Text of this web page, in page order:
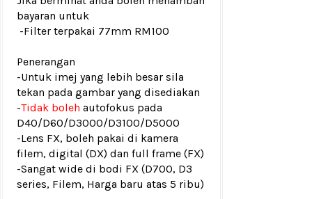
bayaran untuk
-Filter terpakai 77mm RM100
Penerangan
-Untuk imej yang lebih besar sila
tekan pada gambar yang disediakan
-Tidak boleh autofokus pada
D40/D60/D3000/D3100/D5000
-Lens FX, boleh pakai di kamera
filem, digital (DX) dan full frame (FX)
-Sangat wide di bodi FX (D700, D3
series, Filem, Harga baru atas 5 ribu)